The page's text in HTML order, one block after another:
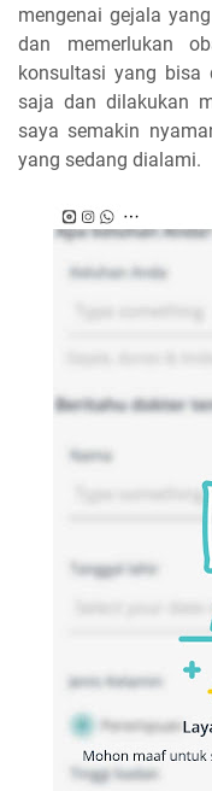
mengenai gejala
dan memerlukan
konsultasi yang
saja dan dilakukan
saya semakin
yang sedang dialami.